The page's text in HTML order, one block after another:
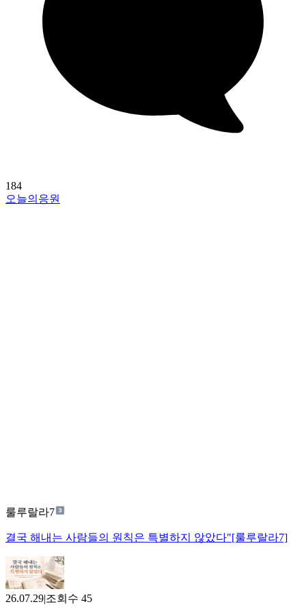
184
오늘의응원
룰루랄라7
결국 해내는 사람들의 원칙은 특별하지 않았다"[룰루랄라7]
26.07.29|조회수 45